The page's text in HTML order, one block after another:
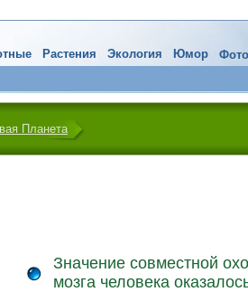
Растения Экология Юмор
Планета
Значение совместной
мозга человека